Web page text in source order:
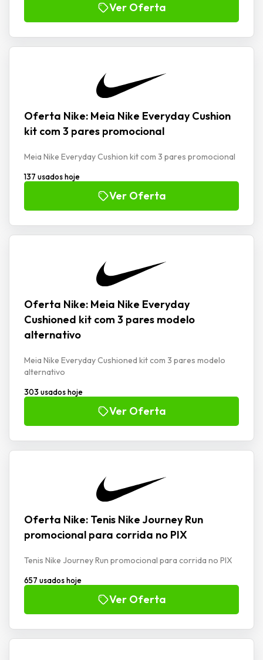
Ver Oferta
Oferta Nike: Meia Nike Everyday Cushion
kit com 3 pares promocional
Meia Nike Everyday Cushion kit com 3 pares promocional
137 usados hoje
Ver Oferta
Oferta Nike: Meia Nike Everyday
Cushioned kit com 3 pares modelo
alternativo
Meia Nike Everyday Cushioned kit com 3 pares modelo
alternativo
303 usados hoje
Ver Oferta
Oferta Nike: Tenis Nike Journey Run
promocional para corrida no PIX
Tenis Nike Journey Run promocional para corrida no PIX
657 usados hoje
Ver Oferta